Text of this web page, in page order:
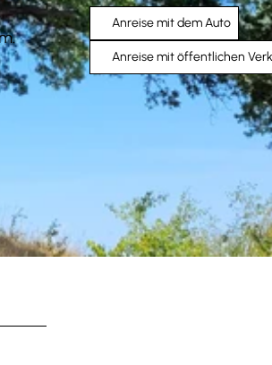
Anreise mit dem Auto
Anreise mit öffentlichen